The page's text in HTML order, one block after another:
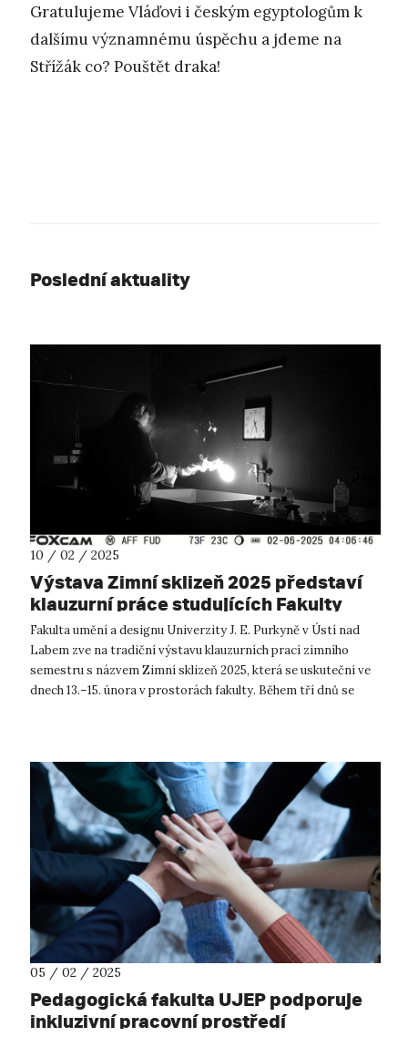
Gratulujeme Vláďovi i českým egyptologům k
dalšímu významnému úspěchu a jdeme na
Střížák co? Pouštět draka!
Poslední aktuality
10 / 02 / 2025
Výstava Zimní sklizeň 2025 představí
klauzurní práce studujících Fakulty
umění a designu UJEP
Fakulta umění a designu Univerzity J. E. Purkyně v Ústí nad
Labem zve na tradiční výstavu klauzurních prací zimního
semestru s názvem Zimní sklizeň 2025, která se uskuteční ve
dnech 13.–15. února v prostorách fakulty. Během tří dnů se
05 / 02 / 2025
Pedagogická fakulta UJEP podporuje
inkluzivní pracovní prostředí